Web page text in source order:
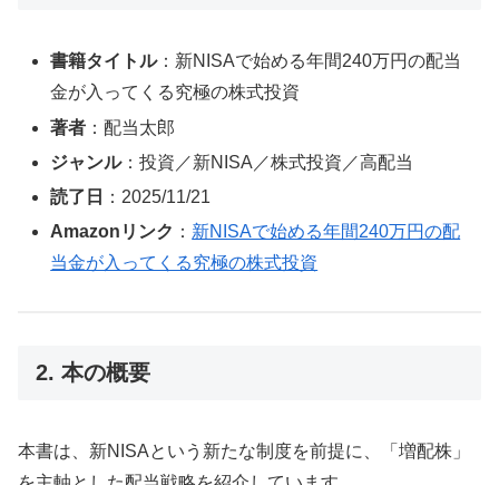
書籍タイトル：新NISAで始める年間240万円の配当
金が入ってくる究極の株式投資
著者 ：配当太郎
ジャンル：投資／新NISA／株式投資／高配当
読了日
：2025/11/21
Amazonリンク ： 新NISAで始める年間240万円の配
当金が入ってくる究極の株式投資
2. 本の概要
本書は、新NISAという新たな制度を前提に、「増配株」